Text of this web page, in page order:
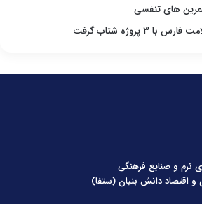
تمرین های تنفسی
پروژه شتاب گرفت
نرم و صنایع فرهنگی
اقتصاد دانش بنیان (ستفا)